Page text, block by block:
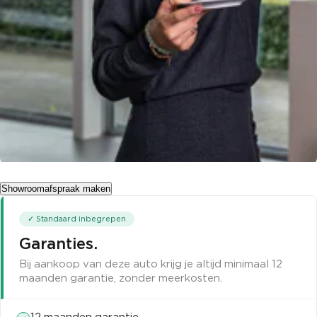
Showroomafspraak maken
✓ Standaard inbegrepen
Garanties.
Bij aankoop van deze auto krijg je altijd minimaal 12
maanden garantie, zonder meerkosten.